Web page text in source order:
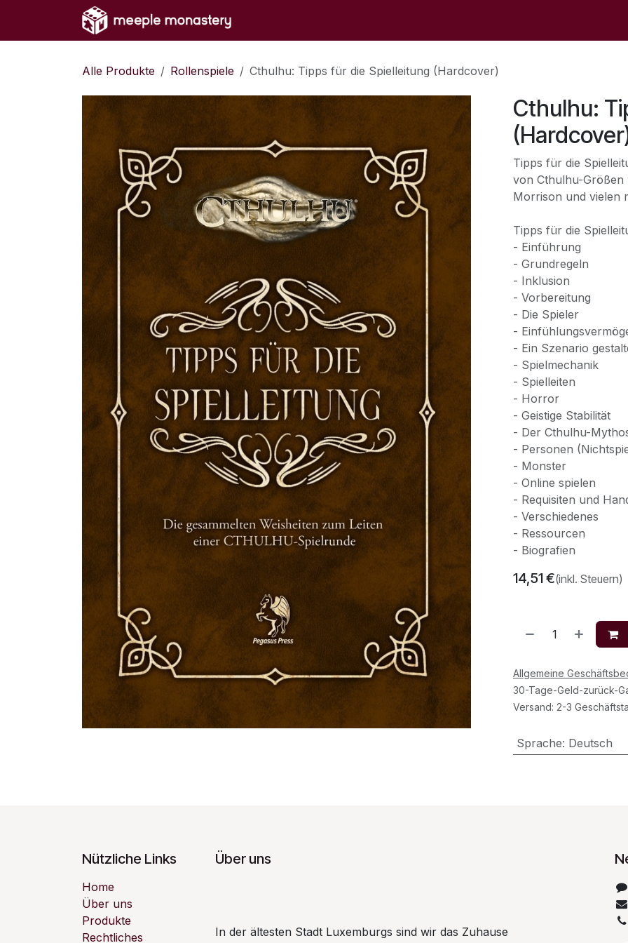
Zum Inhalt springen
Alle Produkte Rollenspiele Cthulhu: Tipps für die Spielleitung (Hardcover)
Cthulhu:
Tipps für die
von Cthulhu-Größen
Morrison und vielen
Tipps für die
- Einführung
- Grundregeln
- Inklusion
- Vorbereitung
- Die Spieler
-
- Ein Szenario
- Spielmechanik
- Spielleiten
- Horror
- Geistige Stabilität
- Der Cthulhu-
- Personen
- Monster
- Online spielen
- Requisiten und
- Verschiedenes
- Ressourcen
- Biografien
14,51€(inkl. Steuern)
Allgemeine
30-Tage-Geld-zurück-
Versand: 2-3
Sprache: Deutsch
Nützliche Links
Home
Über uns
Produkte
Rechtliches
Über uns
In der ältesten Stadt Luxemburgs sind wir das Zuhause